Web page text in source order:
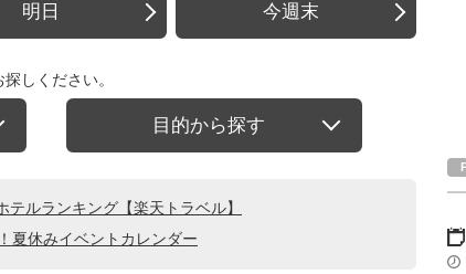
明日 今週末
しください。
目的から探す
ルランキング【楽天トラベル】
夏休みイベントカレンダー